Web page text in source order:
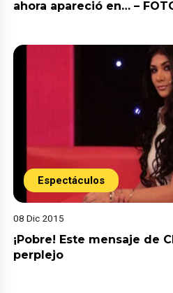
ahora apareció en… –
Espectáculos
08 Dic 2015
¡Pobre! Este mensaje de
perplejo